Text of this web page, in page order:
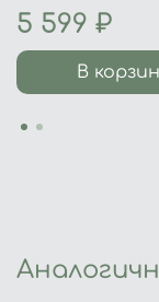
5 599 ₽
В